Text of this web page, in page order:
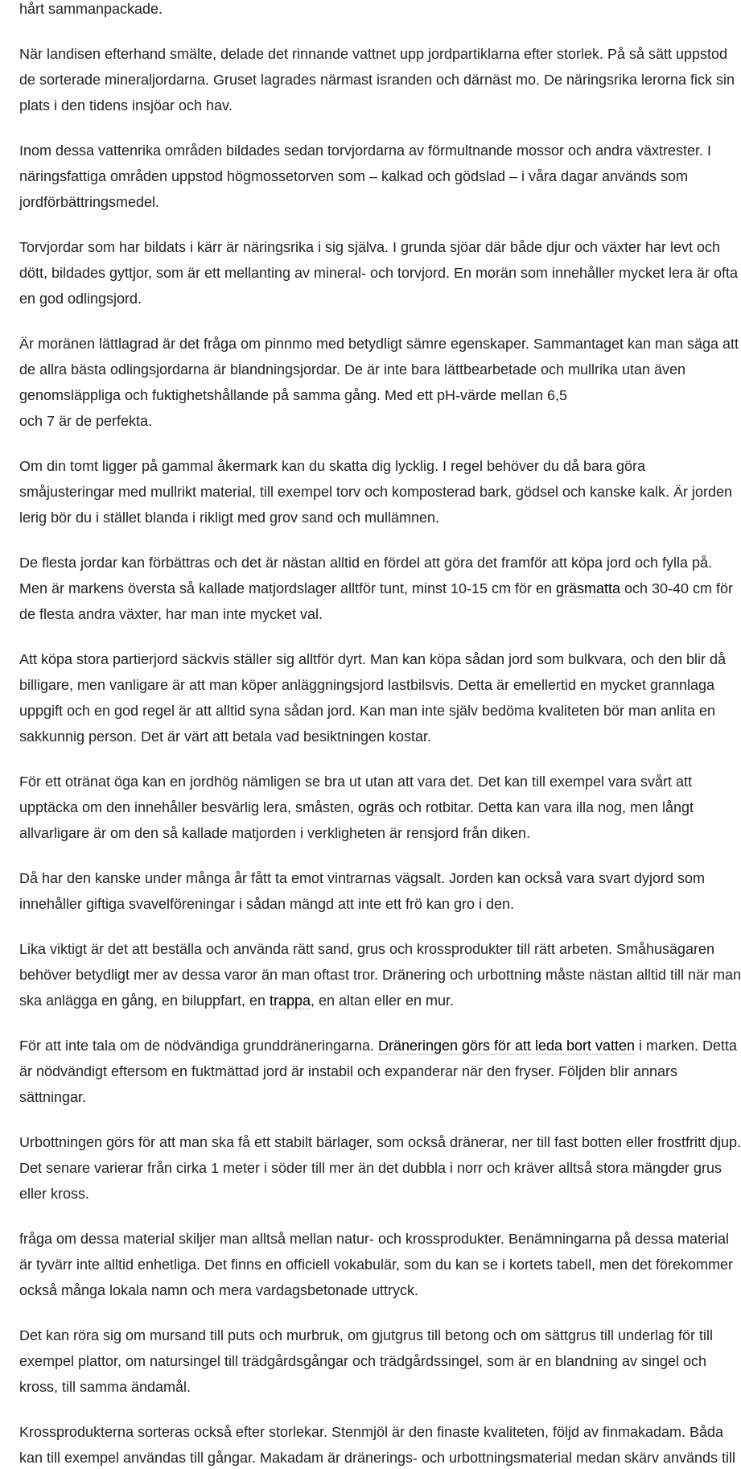
hårt sammanpackade.
När landisen efterhand smälte, delade det rinnande vattnet upp jordpartiklarna efter storlek. På så sätt uppstod
de sorterade mineraljordarna. Gruset lagrades närmast isranden och därnäst mo. De näringsrika lerorna fick sin
plats i den tidens insjöar och hav.
Inom dessa vattenrika områden bildades sedan torvjordarna av förmultnande mossor och andra växtrester. I
näringsfattiga områden uppstod högmossetorven som – kalkad och gödslad – i våra dagar används som
jordförbättringsmedel.
Torvjordar som har bildats i kärr är näringsrika i sig själva. I grunda sjöar där både djur och växter har levt och
dött, bildades gyttjor, som är ett mellanting av mineral- och torvjord. En morän som innehåller mycket lera är ofta
en god odlingsjord.
Är moränen lättlagrad är det fråga om pinnmo med betydligt sämre egenskaper. Sammantaget kan man säga att
de allra bästa odlingsjordarna är blandningsjordar. De är inte bara lättbearbetade och mullrika utan även
genomsläppliga och fuktighetshållande på samma gång. Med ett pH-värde mellan 6,5
och 7 är de perfekta.
Om din tomt ligger på gammal åkermark kan du skatta dig lycklig. I regel behöver du då bara göra
småjusteringar med mullrikt material, till exempel torv och komposterad bark, gödsel och kanske kalk. Är jorden
lerig bör du i stället blanda i rikligt med grov sand och mullämnen.
De flesta jordar kan förbättras och det är nästan alltid en fördel att göra det framför att köpa jord och fylla på.
Men är markens översta så kallade matjordslager alltför tunt, minst 10-15 cm för en gräsmatta och 30-40 cm för
de flesta andra växter, har man inte mycket val.
Att köpa stora partierjord säckvis ställer sig alltför dyrt. Man kan köpa sådan jord som bulkvara, och den blir då
billigare, men vanligare är att man köper anläggningsjord lastbilsvis. Detta är emellertid en mycket grannlaga
uppgift och en god regel är att alltid syna sådan jord. Kan man inte själv bedöma kvaliteten bör man anlita en
sakkunnig person. Det är värt att betala vad besiktningen kostar.
För ett otränat öga kan en jordhög nämligen se bra ut utan att vara det. Det kan till exempel vara svårt att
upptäcka om den innehåller besvärlig lera, småsten, ogräs och rotbitar. Detta kan vara illa nog, men långt
allvarligare är om den så kallade matjorden i verkligheten är rensjord från diken.
Då har den kanske under många år fått ta emot vintrarnas vägsalt. Jorden kan också vara svart dyjord som
innehåller giftiga svavelföreningar i sådan mängd att inte ett frö kan gro i den.
Lika viktigt är det att beställa och använda rätt sand, grus och krossprodukter till rätt arbeten. Småhusägaren
behöver betydligt mer av dessa varor än man oftast tror. Dränering och urbottning måste nästan alltid till när man
ska anlägga en gång, en biluppfart, en trappa, en altan eller en mur.
För att inte tala om de nödvändiga grunddräneringarna. Dräneringen görs för att leda bort vatten i marken. Detta
är nödvändigt eftersom en fuktmättad jord är instabil och expanderar när den fryser. Följden blir annars
sättningar.
Urbottningen görs för att man ska få ett stabilt bärlager, som också dränerar, ner till fast botten eller frostfritt djup.
Det senare varierar från cirka 1 meter i söder till mer än det dubbla i norr och kräver alltså stora mängder grus
eller kross.
fråga om dessa material skiljer man alltså mellan natur- och krossprodukter. Benämningarna på dessa material
är tyvärr inte alltid enhetliga. Det finns en officiell vokabulär, som du kan se i kortets tabell, men det förekommer
också många lokala namn och mera vardagsbetonade uttryck.
Det kan röra sig om mursand till puts och murbruk, om gjutgrus till betong och om sättgrus till underlag för till
exempel plattor, om natursingel till trädgårdsgångar och trädgårdssingel, som är en blandning av singel och
kross, till samma ändamål.
Krossprodukterna sorteras också efter storlekar. Stenmjöl är den finaste kvaliteten, följd av finmakadam. Båda
kan till exempel användas till gångar. Makadam är dränerings- och urbottningsmaterial medan skärv används till